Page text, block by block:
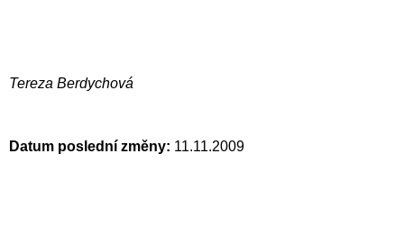
Tereza Berdychová
Datum poslední změny: 11.11.2009